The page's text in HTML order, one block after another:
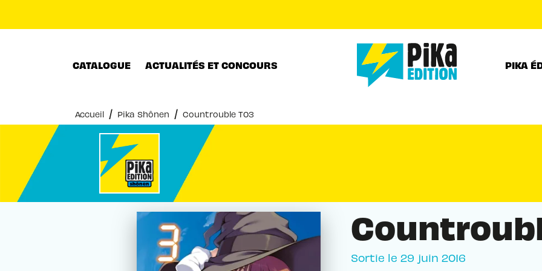
CATALOGUE ACTUALITÉS ET CONCOURS PIKA
Accueil / Pika Shônen / Countrouble T03
Sortie le 29 juin 2016